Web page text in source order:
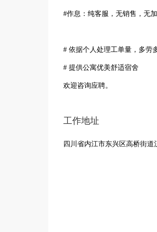
#作息：纯客服，无销售，无加
# 依据个人处理工单量，多劳
# 提供公寓优美舒适宿舍
欢迎咨询应聘。
工作地址
四川省内江市东兴区高桥街道